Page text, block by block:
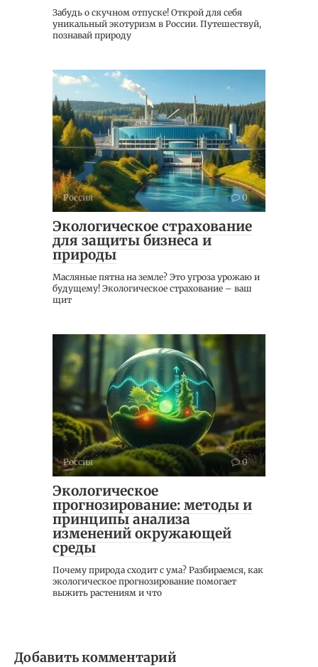
Забудь о скучном отпуске! Открой для себя
уникальный экотуризм в России. Путешествуй,
познавай природу
Россия 0
Экологическое страхование
для защиты бизнеса и
природы
Масляные пятна на земле? Это угроза урожаю и
будущему! Экологическое страхование – ваш
щит
Россия 0
Экологическое
прогнозирование: методы и
принципы анализа
изменений окружающей
среды
Почему природа сходит с ума? Разбираемся, как
экологическое прогнозирование помогает
выжить растениям и что
Добавить комментарий